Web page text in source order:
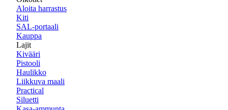
Aloita harrastus
Kiti
SAL-portaali
Kauppa
Lajit
Kivääri
Pistooli
Haulikko
Liikkuva maali
Practical
Siluetti